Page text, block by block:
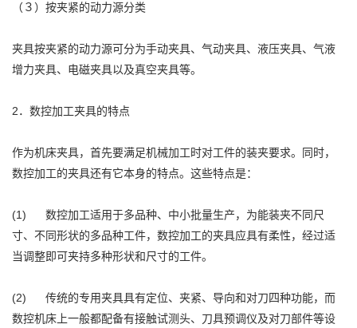
（３）按夹紧的动力源分类
夹具按夹紧的动力源可分为手动夹具、气动夹具、液压夹具、气液
增力夹具、电磁夹具以及真空夹具等。
2．数控加工夹具的特点
作为机床夹具，首先要满足机械加工时对工件的装夹要求。同时，
数控加工的夹具还有它本身的特点。这些特点是：
(1) 数控加工适用于多品种、中小批量生产，为能装夹不同尺
寸、不同形状的多品种工件，数控加工的夹具应具有柔性，经过适
当调整即可夹持多种形状和尺寸的工件。
(2) 传统的专用夹具具有定位、夹紧、导向和对刀四种功能，而
数控机床上一般都配备有接触试测头、刀具预调仪及对刀部件等设